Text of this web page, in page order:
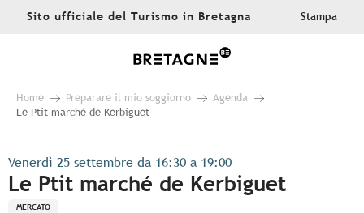
AllerSito ufficiale del Turismo in Bretagna Stampa
Home Preparare il mio soggiorno
Agenda
Le Ptit marché de Kerbiguet
Venerdì 25 settembre da 16:30 a 19:00
Le Ptit marché de Kerbiguet
MERCATO